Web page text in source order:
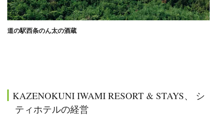
道の駅西条のん太の酒蔵
KAZENOKUNI IWAMI RESORT & STAYS、 シ
ティホテルの経営